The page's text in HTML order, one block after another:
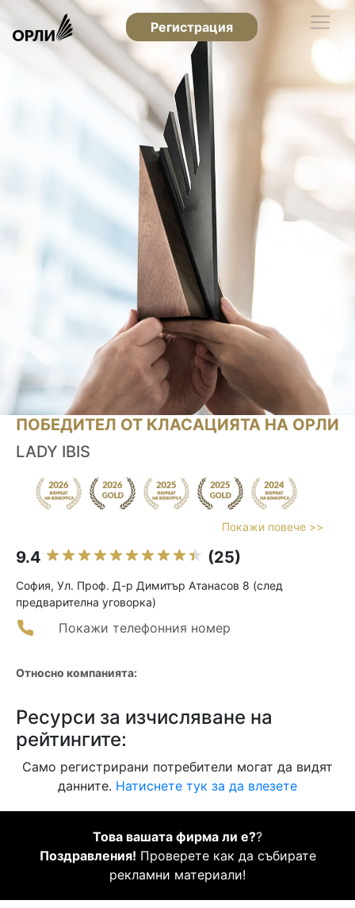
Регистрация
ПОБЕДИТЕЛ ОТ КЛАСАЦИЯТА НА ОРЛИ
LADY IBIS
Покажи повече >>
9.4 (25)
София, Ул. Проф. Д-р Димитър Атанасов 8 (след
предварителна уговорка)
Покажи телефонния номер
Относно компанията:
Ресурси за изчисляване на
рейтингите:
Само регистрирани потребители могат да видят
данните. Натиснете тук за да влезете
Това вашата фирма ли е??
Поздравления! Проверете как да събирате
рекламни материали!